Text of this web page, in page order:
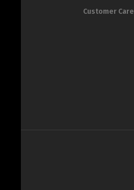
Customer Care